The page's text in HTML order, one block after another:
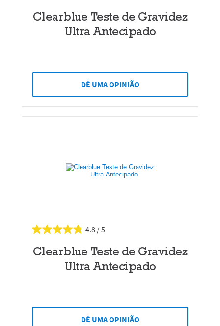
Clearblue Teste de Gravidez
Ultra Antecipado
DÊ UMA OPINIÃO
4.8
Clearblue Teste de Gravidez
Ultra Antecipado
DÊ UMA OPINIÃO